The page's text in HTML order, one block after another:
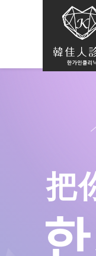
把